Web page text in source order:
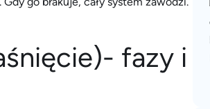
fazy i